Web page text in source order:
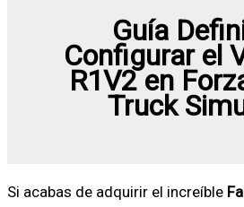
Guía
Configurar el
R1V2 en
Truck
Si acabas de adquirir el increíble